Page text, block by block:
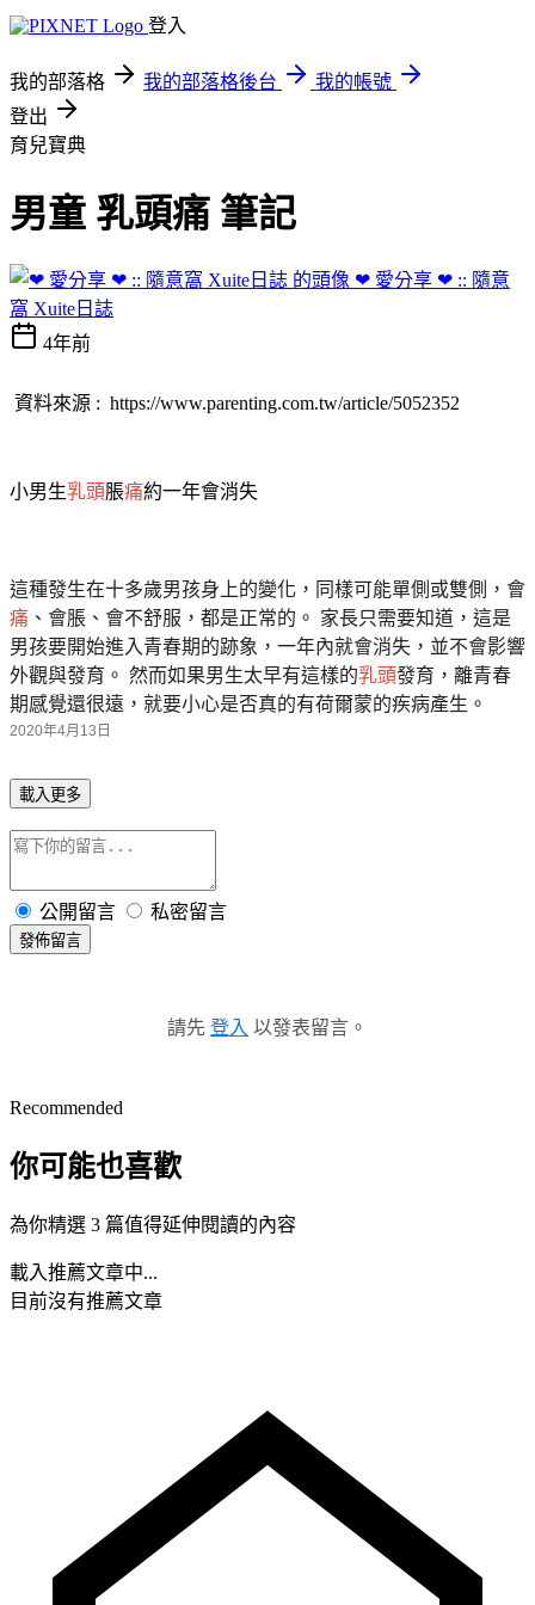
登入
我的部落格 我的部落格後台
我的帳號
登出
育兒寶典
男童 乳頭痛 筆記
❤ 愛分享 ❤ :: 隨意
窩 Xuite日誌
4年前
資料來源 : https://www.parenting.com.tw/article/5052352
小男生乳頭脹痛約一年會消失
這種發生在十多歲男孩身上的變化，同樣可能單側或雙側，會
痛 、會脹、會不舒服，都是正常的。 家長只需要知道，這是
男孩要開始進入青春期的跡象，一年內就會消失，並不會影響
外觀與發育。 然而如果男生太早有這樣的乳頭發育，離青春
期感覺還很遠，就要小心是否真的有荷爾蒙的疾病產生。
2020年4月13日
載入更多
公開留言 私密留言
發佈留言
請先 登入 以發表留言。
Recommended
你可能也喜歡
為你精選 3 篇值得延伸閱讀的內容
載入推薦文章中...
目前沒有推薦文章